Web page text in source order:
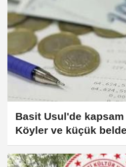
Basit Usul'de
Köyler ve küçük